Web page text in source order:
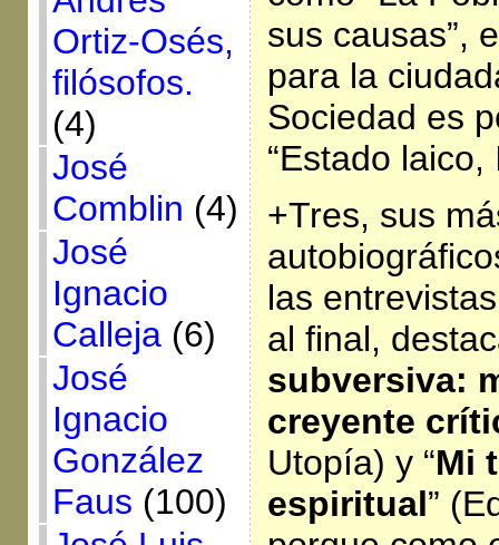
Ortiz-Osés,
filósofos.
(4)
José
Comblin (4)
José
Ignacio
Calleja(6)
José
Ignacio
González
Faus (100)
sus causas”,
para la
Sociedad es
“Estado laico,
+Tres, sus
las
al final,
subversiva:
creyente
Utopía) y “Mi
espiritual”